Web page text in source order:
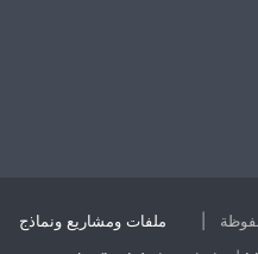
ملفات ومشاريع ونماذج